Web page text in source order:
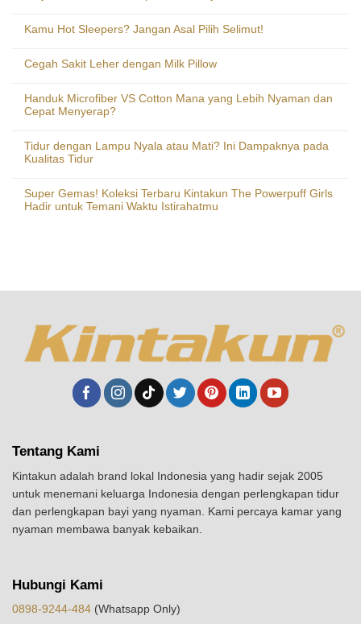
Kamu Hot Sleepers? Jangan Asal Pilih Selimut!
Cegah Sakit Leher dengan Milk Pillow
Handuk Microfiber VS Cotton Mana yang Lebih Nyaman dan
Cepat Menyerap?
Tidur dengan Lampu Nyala atau Mati? Ini Dampaknya pada
Kualitas Tidur
Super Gemas! Koleksi Terbaru Kintakun The Powerpuff Girls
Hadir untuk Temani Waktu Istirahatmu
Tentang Kami
Kintakun adalah brand lokal Indonesia yang hadir sejak 2005
untuk menemani keluarga Indonesia dengan perlengkapan tidur
dan perlengkapan bayi yang nyaman. Kami percaya kamar yang
nyaman membawa banyak kebaikan.
Hubungi Kami
0898-9244-484 (Whatsapp Only)